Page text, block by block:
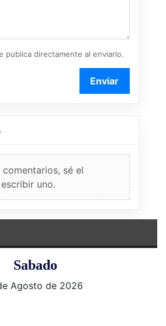
publica directamente al enviarlo.
Enviar
comentarios, sé el
uno.
Sabado
Agosto de 2026